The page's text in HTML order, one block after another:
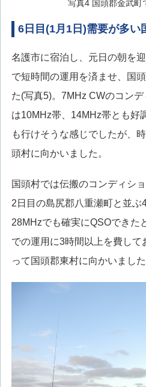
写真4 国頭郡金武町
6日目(1月1日)需要が多い
名護市に宿泊し、元日の朝を
で短時間の運用を済ませ、国
た(写真5)。7MHz CWのコン
は10MHz帯、14MHz帯とも好
も行けそうな感じでしたが、
頭村に向かいました。
国頭村では伝搬のコンディシ
2日目の島尻郡八重瀬町と並ぶ
28MHzでも確実にQSOできた
での運用に3時間以上を費して
って国頭郡東村に向かいました